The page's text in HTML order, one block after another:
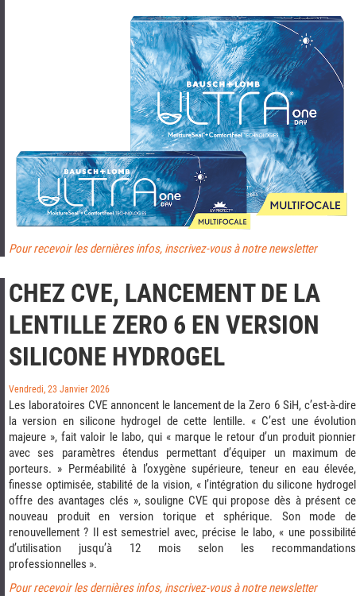
Pour recevoir les dernières infos, inscrivez-vous à notre newsletter
CHEZ CVE, LANCEMENT DE LA
LENTILLE ZERO 6 EN VERSION
SILICONE HYDROGEL
Vendredi, 23 Janvier 2026
Les laboratoires CVE annoncent le lancement de la Zero 6 SiH, c’est-à-dire
la version en silicone hydrogel de cette lentille. « C’est une évolution
majeure », fait valoir le labo, qui « marque le retour d’un produit pionnier
avec ses paramètres étendus permettant d’équiper un maximum de
porteurs. » Perméabilité à l’oxygène supérieure, teneur en eau élevée,
finesse optimisée, stabilité de la vision, « l’intégration du silicone hydrogel
offre des avantages clés », souligne CVE qui propose dès à présent ce
nouveau produit en version torique et sphérique. Son mode de
renouvellement ? Il est semestriel avec, précise le labo, « une possibilité
d’utilisation jusqu’à 12 mois selon les recommandations
professionnelles ».
Pour recevoir les dernières infos, inscrivez-vous à notre newsletter